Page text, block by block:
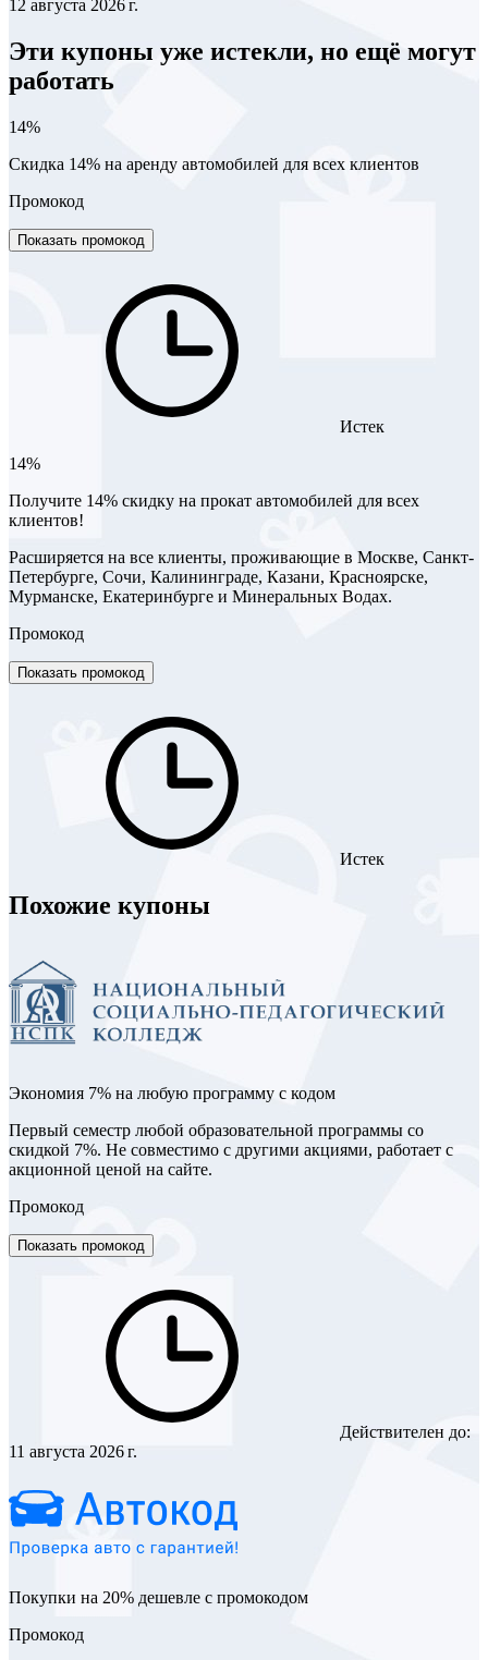
12 августа 2026 г.
Эти купоны уже истекли, но ещё могут
работать
14%
Скидка 14% на аренду автомобилей для всех клиентов
Промокод
Показать промокод
Истек
14%
Получите 14% скидку на прокат автомобилей для всех
клиентов!
Расширяется на все клиенты, проживающие в Москве, Санкт-
Петербурге, Сочи, Калининграде, Казани, Красноярске,
Мурманске, Екатеринбурге и Минеральных Водах.
Промокод
Показать промокод
Истек
Похожие купоны
Экономия 7% на любую программу с кодом
Первый семестр любой образовательной программы со
скидкой 7%. Не совместимо с другими акциями, работает с
акционной ценой на сайте.
Промокод
Показать промокод
Действителен до:
11 августа 2026 г.
Покупки на 20% дешевле с промокодом
Промокод